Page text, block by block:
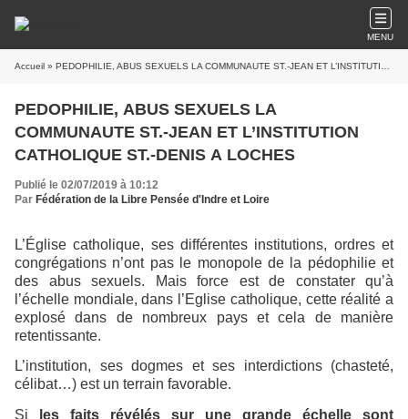
MENU
Accueil » PEDOPHILIE, ABUS SEXUELS LA COMMUNAUTE ST.-JEAN ET L’INSTITUTION CATHOLIQUE ST.-DENIS A LOCHES
PEDOPHILIE, ABUS SEXUELS LA
COMMUNAUTE ST.-JEAN ET L’INSTITUTION
CATHOLIQUE ST.-DENIS A LOCHES
Publié le 02/07/2019 à 10:12
Par Fédération de la Libre Pensée d'Indre et Loire
L’Église catholique, ses différentes institutions, ordres et
congrégations n’ont pas le monopole de la pédophilie et
des abus sexuels. Mais force est de constater qu’à
l’échelle mondiale, dans l’Eglise catholique, cette réalité a
explosé dans de nombreux pays et cela de manière
retentissante.
L’institution, ses dogmes et ses interdictions (chasteté,
célibat…) est un terrain favorable.
Si
les faits révélés sur une grande échelle sont